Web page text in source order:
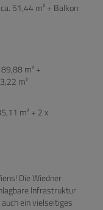
51,44 m² + Balkon:
m² +
m²
m² + 2 x
Die Wiedner
Infrastruktur
ein vielseitiges